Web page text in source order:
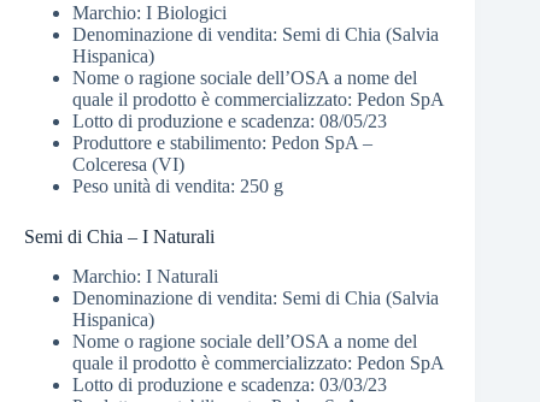
Marchio: I Biologici
Denominazione di vendita: Semi di Chia (Salvia
Hispanica)
Nome o ragione sociale dell’OSA a nome del
quale il prodotto è commercializzato: Pedon SpA
Lotto di produzione e scadenza: 08/05/23
Produttore e stabilimento: Pedon SpA –
Colceresa (VI)
Peso unità di vendita: 250 g
Semi di Chia – I Naturali
Marchio: I Naturali
Denominazione di vendita: Semi di Chia (Salvia
Hispanica)
Nome o ragione sociale dell’OSA a nome del
quale il prodotto è commercializzato: Pedon SpA
Lotto di produzione e scadenza: 03/03/23